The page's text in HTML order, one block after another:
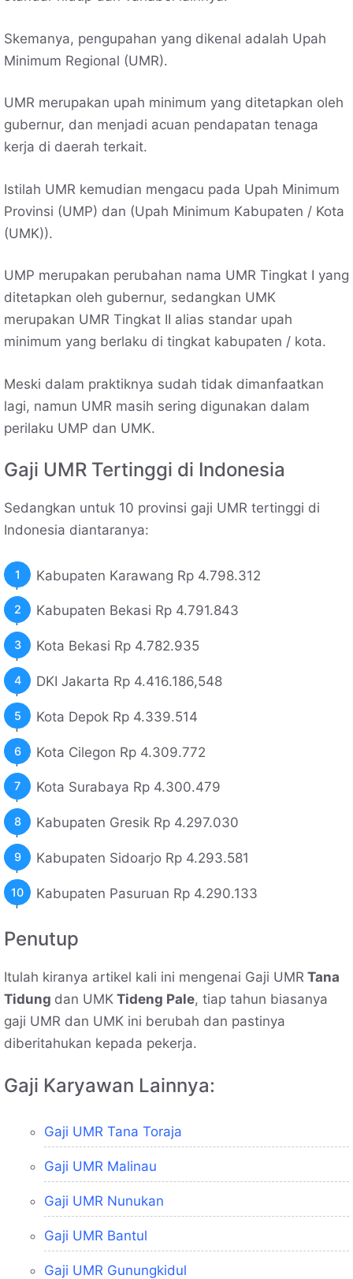
Skemanya, pengupahan yang dikenal adalah Upah
Minimum Regional (UMR).
UMR merupakan upah minimum yang ditetapkan oleh
gubernur, dan menjadi acuan pendapatan tenaga
kerja di daerah terkait.
Istilah UMR kemudian mengacu pada Upah Minimum
Provinsi (UMP) dan (Upah Minimum Kabupaten / Kota
(UMK)).
UMP merupakan perubahan nama UMR Tingkat I yang
ditetapkan oleh gubernur, sedangkan UMK
merupakan UMR Tingkat II alias standar upah
minimum yang berlaku di tingkat kabupaten / kota.
Meski dalam praktiknya sudah tidak dimanfaatkan
lagi, namun UMR masih sering digunakan dalam
perilaku UMP dan UMK.
Gaji UMR Tertinggi di Indonesia
Sedangkan untuk 10 provinsi gaji UMR tertinggi di
Indonesia diantaranya:
Kabupaten Karawang Rp 4.798.312
Kabupaten Bekasi Rp 4.791.843
Kota Bekasi Rp 4.782.935
DKI Jakarta Rp 4.416.186,548
Kota Depok Rp 4.339.514
Kota Cilegon Rp 4.309.772
Kota Surabaya Rp 4.300.479
Kabupaten Gresik Rp 4.297.030
Kabupaten Sidoarjo Rp 4.293.581
Kabupaten Pasuruan Rp 4.290.133
Penutup
Itulah kiranya artikel kali ini mengenai Gaji UMR Tana
Tidung dan UMK Tideng Pale, tiap tahun biasanya
gaji UMR dan UMK ini berubah dan pastinya
diberitahukan kepada pekerja.
Gaji Karyawan Lainnya:
Gaji UMR Tana Toraja
Gaji UMR Malinau
Gaji UMR Nunukan
Gaji UMR Bantul
Gaji UMR Gunungkidul